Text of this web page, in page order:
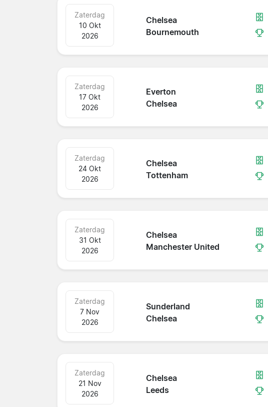
Chelsea
Bournemouth
Zaterdag
10 Okt
2026
Everton
Chelsea
Zaterdag
17 Okt
2026
Chelsea
Tottenham
Zaterdag
24 Okt
2026
Chelsea
Manchester United
Zaterdag
31 Okt
2026
Sunderland
Chelsea
Zaterdag
7 Nov
2026
Chelsea
Leeds
Zaterdag
21 Nov
2026